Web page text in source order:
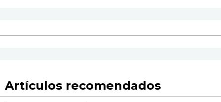
Artículos recomendados